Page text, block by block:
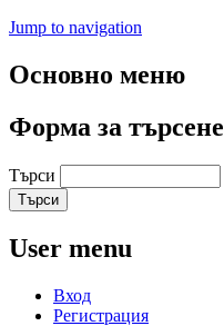
Jump to navigation
Основно меню
Форма за търсене
Търси
User menu
Вход
Регистрация